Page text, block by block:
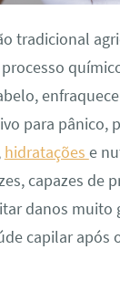
tradicional
para pânico,
hidratações e
capazes de
danos muito
capilar após